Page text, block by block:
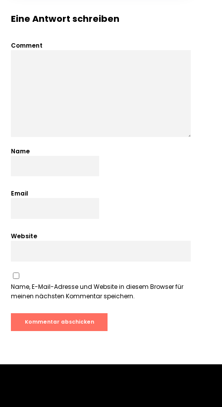
Eine Antwort schreiben
Comment
Name
Email
Website
Name, E-Mail-Adresse und Website in diesem Browser für
meinen nächsten Kommentar speichern.